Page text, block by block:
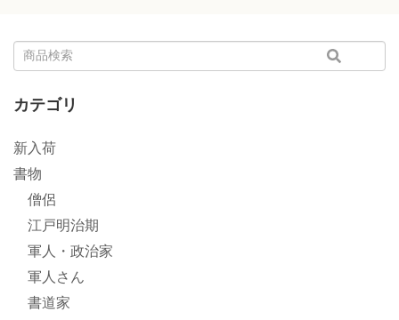
カテゴリ
新入荷
書物
僧侶
江戸明治期
軍人・政治家
軍人さん
書道家